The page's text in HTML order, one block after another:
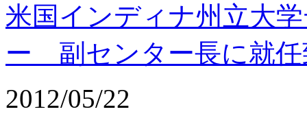
米国インディナ州立大
ー 副センター長に就任
2012/05/22